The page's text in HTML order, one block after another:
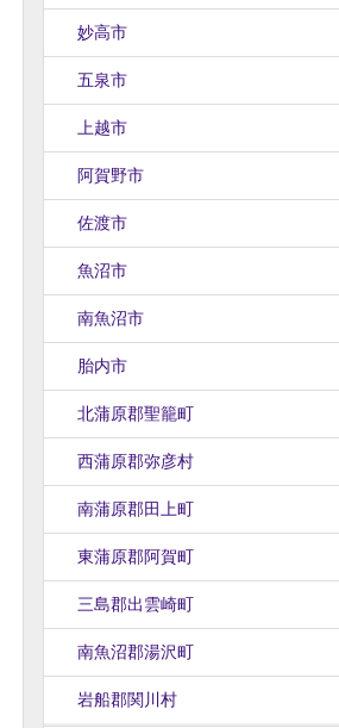
妙高市
五泉市
上越市
阿賀野市
佐渡市
魚沼市
南魚沼市
胎内市
北蒲原郡聖籠町
西蒲原郡弥彦村
南蒲原郡田上町
東蒲原郡阿賀町
三島郡出雲崎町
南魚沼郡湯沢町
岩船郡関川村